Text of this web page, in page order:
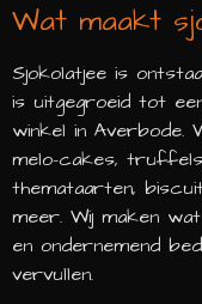
Wat maakt
Sjokolatjee is
is uitgegroeid tot
winkel in Averbode.
melo-cakes,
themataarten,
meer. Wij maken
en ondernemend
vervullen.